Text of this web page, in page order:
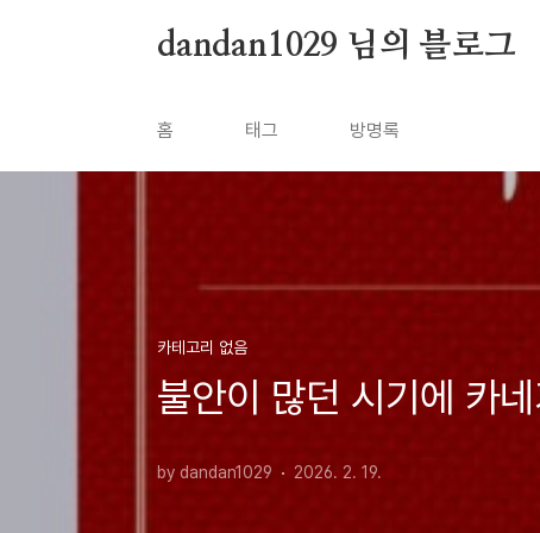
dandan1029 님의 블로그
홈 태그 방명록
카테고리 없음
불안이 많던 시기에 카
by dandan1029 2026. 2. 19.